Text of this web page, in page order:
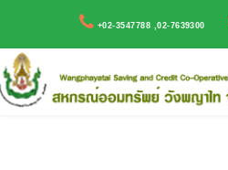
+02-3547788 ,02-7639300